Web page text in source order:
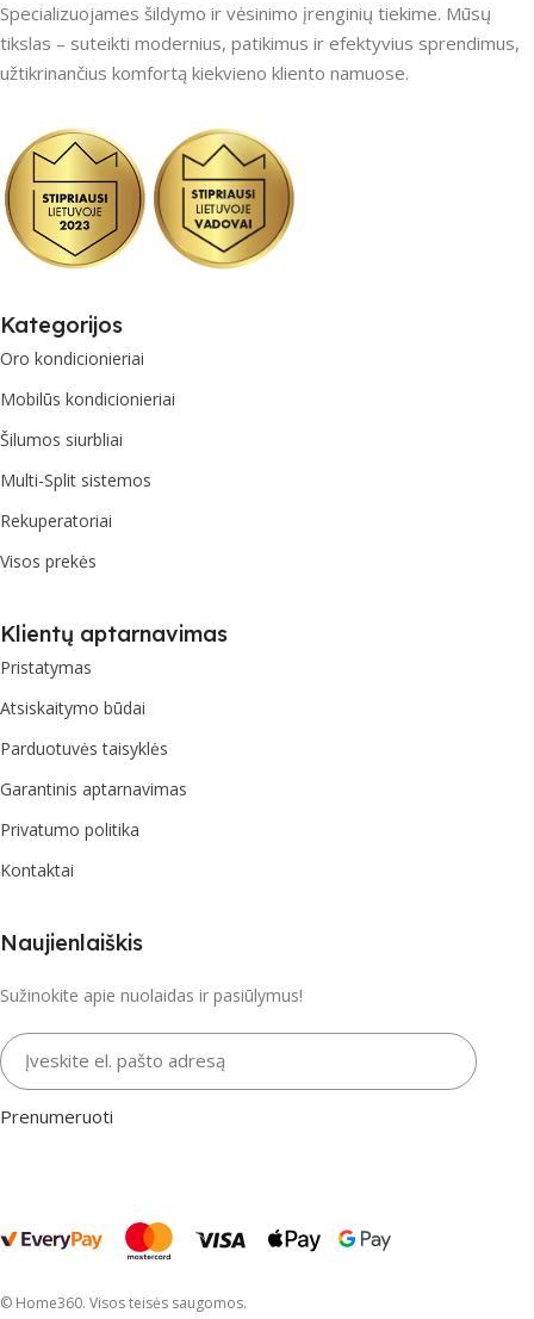
Specializuojames šildymo ir vėsinimo įrenginių tiekime. Mūsų
tikslas – suteikti modernius, patikimus ir efektyvius sprendimus,
užtikrinančius komfortą kiekvieno kliento namuose.
Kategorijos
Oro kondicionieriai
Mobilūs kondicionieriai
Šilumos siurbliai
Multi-Split sistemos
Rekuperatoriai
Visos prekės
Klientų aptarnavimas
Pristatymas
Atsiskaitymo būdai
Parduotuvės taisyklės
Garantinis aptarnavimas
Privatumo politika
Kontaktai
Naujienlaiškis
Sužinokite apie nuolaidas ir pasiūlymus!
Įveskite el. pašto adresą
Prenumeruoti
© Home360. Visos teisės saugomos.